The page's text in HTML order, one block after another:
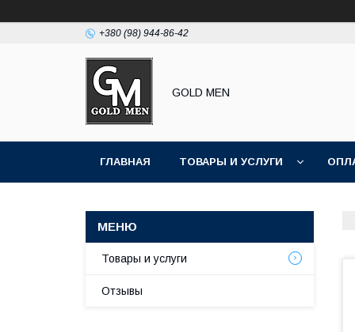
+380 (98) 944-86-42
GOLD MEN
ГЛАВНАЯ ТОВАРЫ И УСЛУГИ
Товары и услуги
Отзывы